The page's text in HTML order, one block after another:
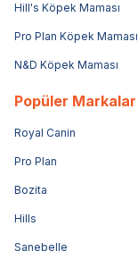
Hill's Köpek Maması
Pro Plan Köpek Maması
N&D Köpek Maması
Popüler Markalar
Royal Canin
Pro Plan
Bozita
Hills
Sanebelle